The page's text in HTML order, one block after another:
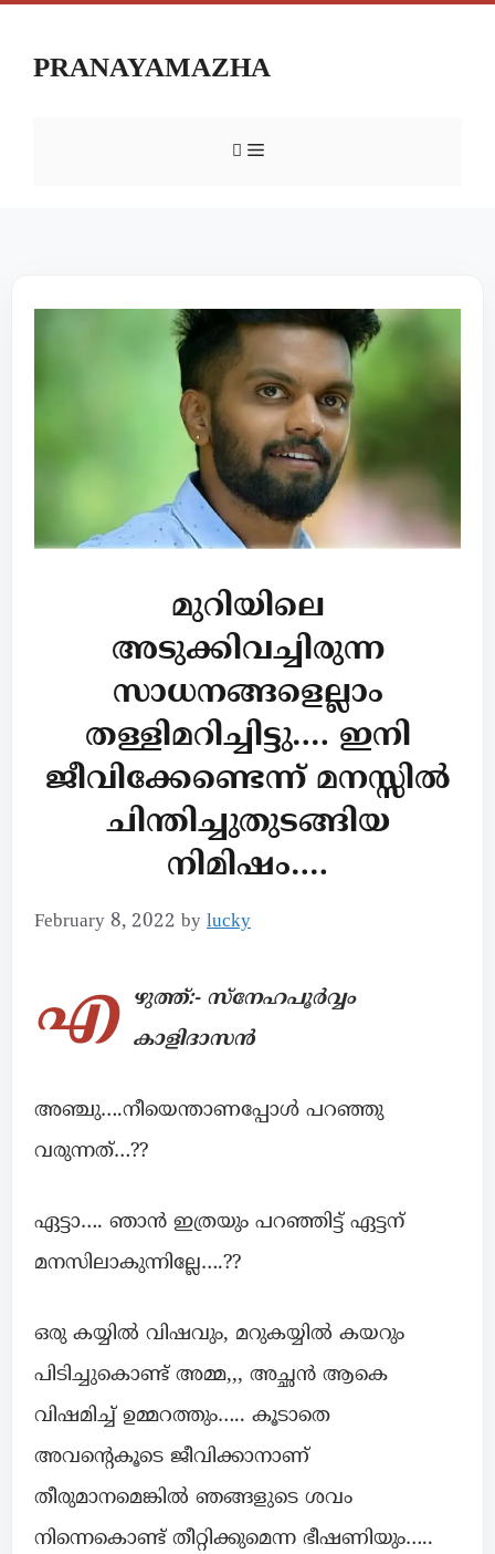
PRANAYAMAZHA
മുറിയിലെ
അടുക്കിവച്ചിരുന്ന
സാധനങ്ങളെല്ലാം
തള്ളിമറിച്ചിട്ടു…. ഇനി
ജീവിക്കേണ്ടെന്ന് മനസ്സിൽ
ചിന്തിച്ചുതുടങ്ങിയ
നിമിഷം….
February 8, 2022 by lucky
എ
ഴുത്ത്:- സ്നേഹപൂർവ്വം
കാളിദാസൻ
അഞ്ചു….നീയെന്താണപ്പോൾ പറഞ്ഞു
വരുന്നത്…??
ഏട്ടാ…. ഞാൻ ഇത്രയും പറഞ്ഞിട്ട് ഏട്ടന്
മനസിലാകുന്നില്ലേ….??
ഒരു കയ്യിൽ വിഷവും, മറുകയ്യിൽ കയറും
പിടിച്ചുകൊണ്ട് അമ്മ,,, അച്ഛൻ ആകെ
വിഷമിച്ച് ഉമ്മറത്തും….. കൂടാതെ
അവന്റെകൂടെ ജീവിക്കാനാണ്
തീരുമാനമെങ്കിൽ ഞങ്ങളുടെ ശവം
നിന്നെകൊണ്ട് തീറ്റിക്കുമെന്ന ഭീഷണിയും…..